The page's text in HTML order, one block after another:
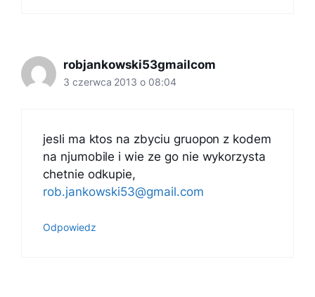
robjankowski53gmailcom
3 czerwca 2013 o 08:04
jesli ma ktos na zbyciu gruopon z kodem
na njumobile i wie ze go nie wykorzysta
chetnie odkupie,
rob.jankowski53@gmail.com
Odpowiedz